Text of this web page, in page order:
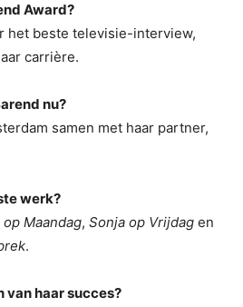
Award?
het beste televisie-interview,
carrière.
nu?
samen met haar partner,
werk?
op Maandag, Sonja op Vrijdag en
.
van haar succes?